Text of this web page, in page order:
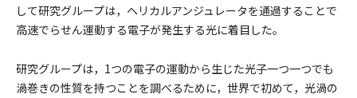
して研究グループは，ヘリカルアンジュレータを通過することで
高速でらせん運動する電子が発生する光に着目した。
研究グループは，1つの電子の運動から生じた光子一つ一つでも
渦巻きの性質を持つことを調べるために，世界で初めて，光渦の